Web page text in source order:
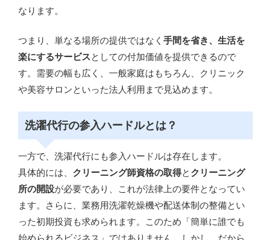
なります。
つまり、単なる場所の提供ではなく 手間を省き、生活を
楽にするサービスとしての付加価値を提供できるので
す。需要の幅も広く、一般家庭はもちろん、クリニック
や美容サロンといった法人利用まで見込めます。
洗濯代行の参入ハードルとは？
一方で、洗濯代行にも参入ハードルは存在します。
具体的には、 クリーニング師資格の取得と クリーニング
所の開設が必要であり、これが法律上の要件となってい
ます。さらに、業務用洗濯乾燥機や配送体制の整備とい
った初期投資も求められます。このため「簡単に誰でも
始められるビジネス」ではありません。しかし、だから